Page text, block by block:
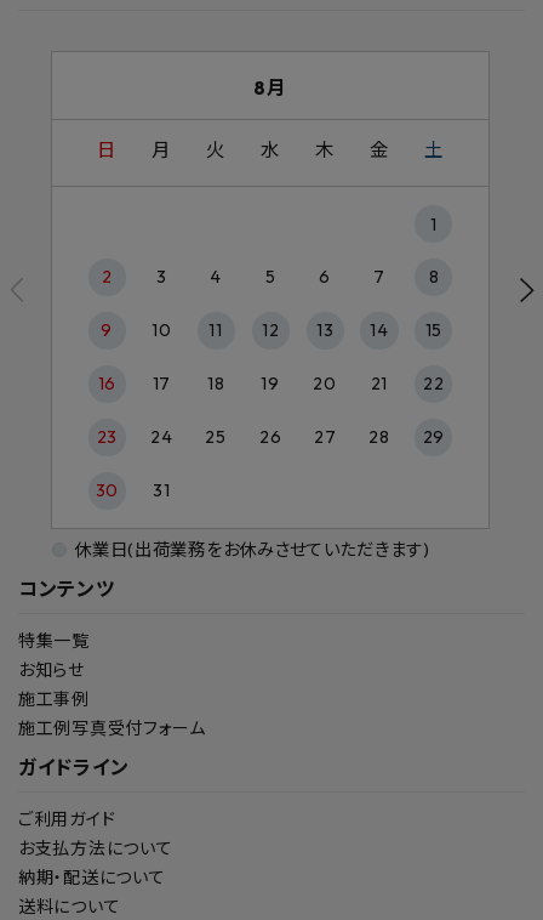
コンテンツ
特集一覧
お知らせ
施工事例
施工例写真受付フォーム
ガイドライン
ご利用ガイド
お支払方法について
納期・配送について
送料について
8月
日 月 火 水 木 金 土
1
2 3 4 5 6 7 8
9 10 11 12 13 14 15
16 17 18 19 20 21 22
23 24 25 26 27 28 29
30 31
休業日(出荷業務をお休みさせていただきます)